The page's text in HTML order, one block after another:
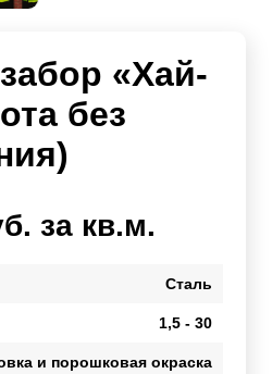
«Хай-
без
за кв.м.
Сталь
1,5 - 30
и порошковая окраска